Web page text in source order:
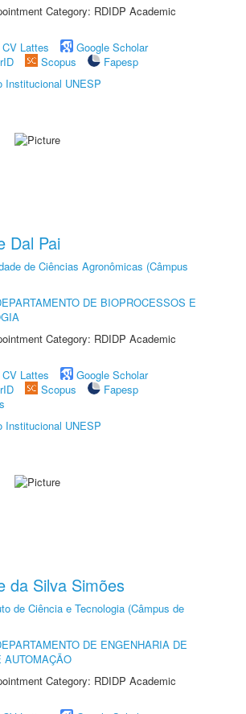
Category: RDIDP Academic
CV Lattes
Google Scholar
Scopus
Fapesp
Institucional UNESP
Dal Pai
de Ciências Agronômicas (Câmpus
DE BIOPROCESSOS E
Category: RDIDP Academic
CV Lattes
Google Scholar
Scopus
Fapesp
Institucional UNESP
da Silva Simões
de Ciência e Tecnologia (Câmpus de
DE ENGENHARIA DE
AUTOMAÇÃO
Category: RDIDP Academic